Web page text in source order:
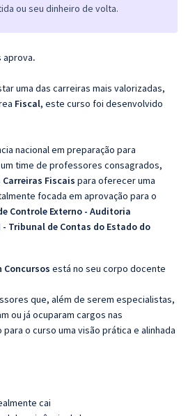
ou seu dinheiro de volta.
aprova.
uma das carreiras mais valorizadas,
Fiscal, este curso foi desenvolvido
nacional em preparação para
time de professores consagrados,
Carreiras Fiscais para oferecer uma
focada em aprovação para o
Controle Externo - Auditoria
- Tribunal de Contas do Estado do
Concursos está no seu corpo docente
que, além de serem especialistas,
ou já ocuparam cargos nas
para o curso uma visão prática e alinhada
cai